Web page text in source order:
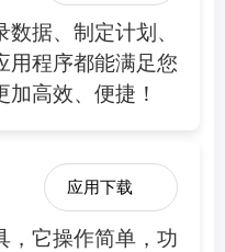
据、制定计划、
用程序都能满足您
高效、便捷！
应用下载
，它操作简单，功